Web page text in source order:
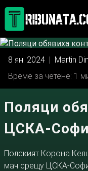
Skip
content
8 ян. 2024 | Martin
Време за четене: 1
Поляци
ЦСКА-
Полският Корона
мач срещу ЦСКА-